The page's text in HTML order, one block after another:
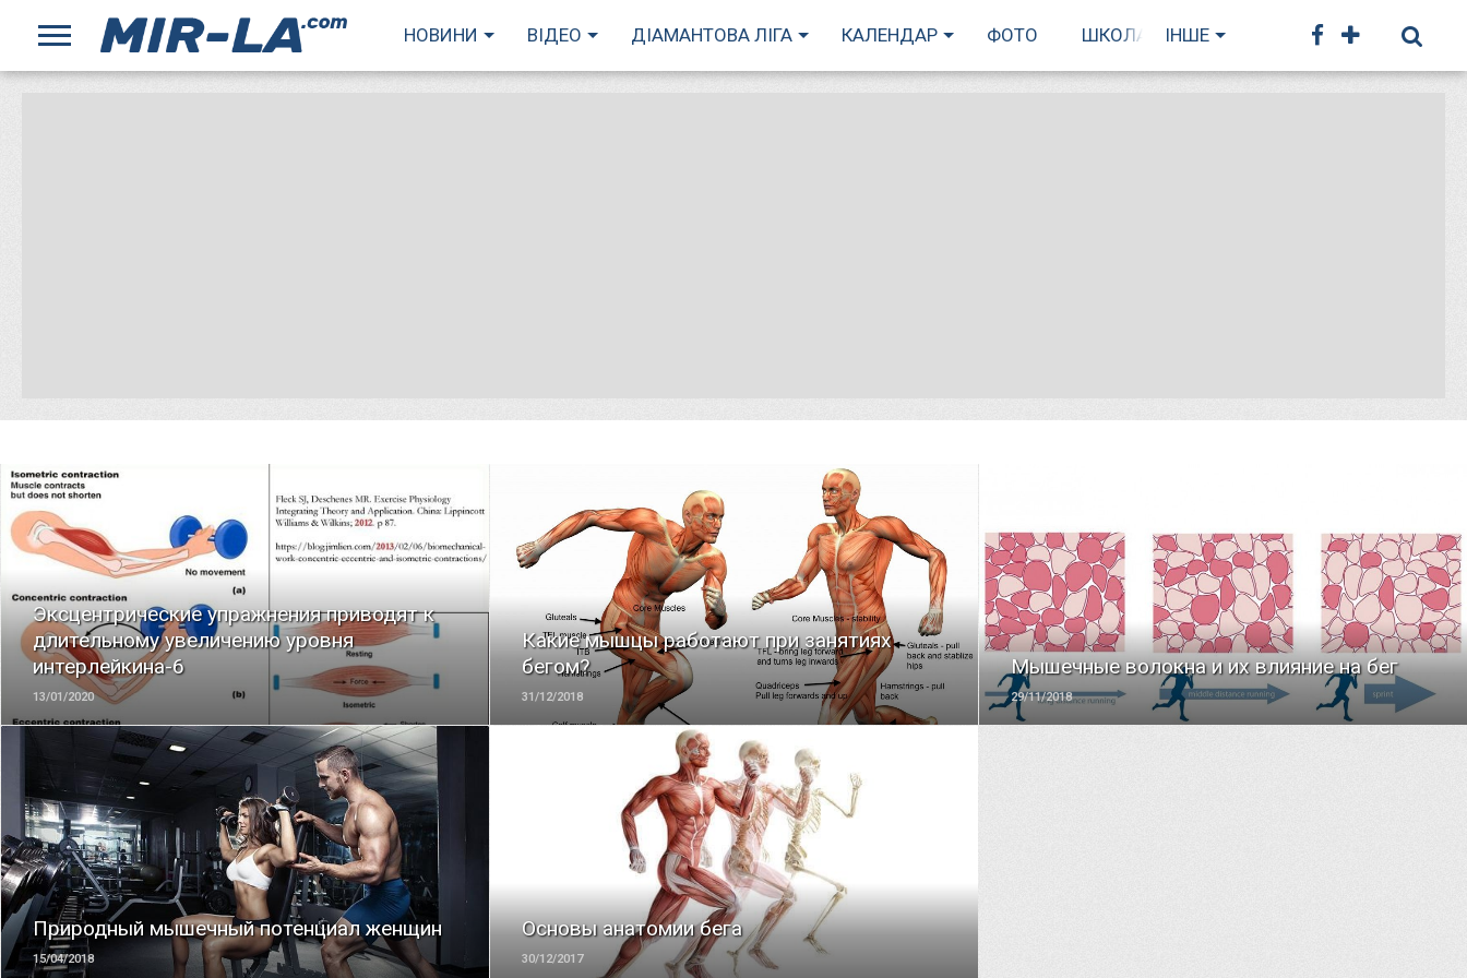
НОВИНИ ВІДЕО ДІАМАНТОВА ЛІГА КАЛЕНДАР ФОТО ШКОЛА БІГУ
ІНШЕ
Эксцентрические упражнения приводят к
длительному увеличению уровня
интерлейкина-6
13/01/2020
ЧИТАТЬ
Какие мышцы работают при занятиях
бегом?
31/12/2018
ЧИТАТЬ
Мышечные волокна и их влияние на бег
29/11/2018
ЧИТАТЬ
Природный мышечный потенциал женщин
15/04/2018
ЧИТАТЬ
Основы анатомии бега
30/12/2017
ЧИТАТЬ